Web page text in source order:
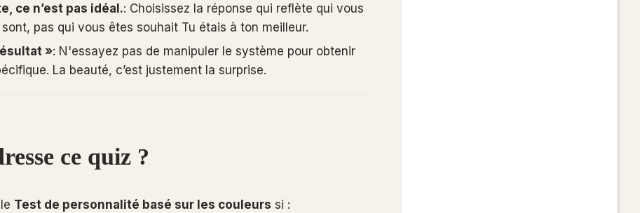
ce n’est pas idéal.: Choisissez la réponse qui reflète qui vous
sont, pas qui vous êtes souhaitTu étais à ton meilleur.
»: N'essayez pas de manipuler le système pour obtenir
La beauté, c’est justement la surprise.
ce quiz ?
Test de personnalité basé sur les couleurs si :